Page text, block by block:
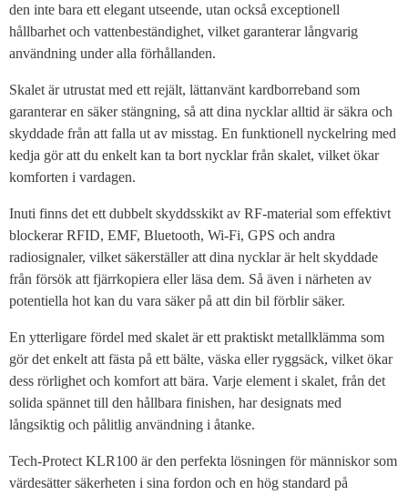
den inte bara ett elegant utseende, utan också exceptionell
hållbarhet och vattenbeständighet, vilket garanterar långvarig
användning under alla förhållanden.
Skalet är utrustat med ett rejält, lättanvänt kardborreband som
garanterar en säker stängning, så att dina nycklar alltid är säkra och
skyddade från att falla ut av misstag. En funktionell nyckelring med
kedja gör att du enkelt kan ta bort nycklar från skalet, vilket ökar
komforten i vardagen.
Inuti finns det ett dubbelt skyddsskikt av RF-material som effektivt
blockerar RFID, EMF, Bluetooth, Wi-Fi, GPS och andra
radiosignaler, vilket säkerställer att dina nycklar är helt skyddade
från försök att fjärrkopiera eller läsa dem. Så även i närheten av
potentiella hot kan du vara säker på att din bil förblir säker.
En ytterligare fördel med skalet är ett praktiskt metallklämma som
gör det enkelt att fästa på ett bälte, väska eller ryggsäck, vilket ökar
dess rörlighet och komfort att bära. Varje element i skalet, från det
solida spännet till den hållbara finishen, har designats med
långsiktig och pålitlig användning i åtanke.
Tech-Protect KLR100 är den perfekta lösningen för människor som
värdesätter säkerheten i sina fordon och en hög standard på